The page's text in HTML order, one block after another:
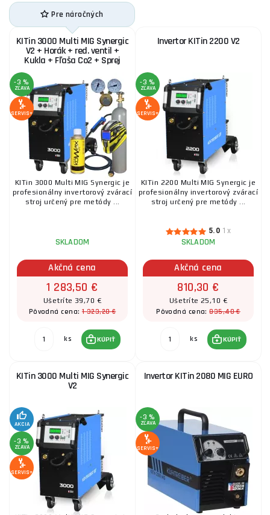
Pre náročných
KITin 3000 Multi MIG Synergic
V2 + Horák + red. ventil +
Kukla + Fľaša Co2 + Sprej
-3 %
ZĽAVA
SERVIS+
KITin 3000 Multi MIG Synergic je
profesionálny invertorový zvárací
stroj určený pre metódy ...
SKLADOM
Akčná cena
1 283,50 €
Ušetríte 39,70 €
Pôvodná cena:1 323,20 €
ks KÚPIŤ
Invertor KITin 2200 V2
-3 %
ZĽAVA
SERVIS+
KITin 2200 Multi MIG Synergic je
profesionálny invertorový zvárací
stroj určený pre metódy ...
5.0 1x
SKLADOM
Akčná cena
810,30 €
Ušetríte 25,10 €
Pôvodná cena:835,40 €
ks KÚPIŤ
KITin 3000 Multi MIG Synergic
V2
AKCIA
-3 %
ZĽAVA
SERVIS+
Invertor KITin 2080 MIG EURO
-3 %
ZĽAVA
SERVIS+